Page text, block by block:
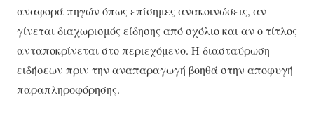
αναφορά πηγών όπως επίσημες ανακοινώσεις, αν
γίνεται διαχωρισμός είδησης από σχόλιο και αν ο τίτλος
ανταποκρίνεται στο περιεχόμενο. Η διασταύρωση
ειδήσεων πριν την αναπαραγωγή βοηθά στην αποφυγή
παραπληροφόρησης.